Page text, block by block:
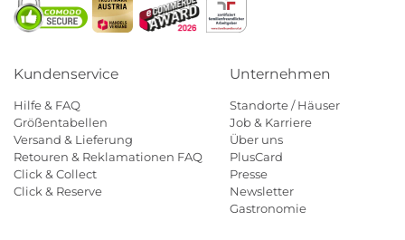
Kundenservice
Hilfe & FAQ
Größentabellen
Versand & Lieferung
Retouren & Reklamationen FAQ
Click & Collect
Click & Reserve
Unternehmen
Standorte / Häuser
Job & Karriere
Über uns
PlusCard
Presse
Newsletter
Gastronomie